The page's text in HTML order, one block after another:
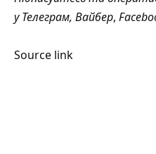
уТелеграм, Вайбер,
Source link